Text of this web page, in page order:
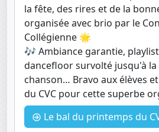
la fête, des rires et de la
organisée avec brio par le
Collégienne 🌟
🎶 Ambiance garantie,
dancefloor survolté jusqu'à
chanson… Bravo aux élèves
du CVC pour cette superbe
Le bal du printemps du